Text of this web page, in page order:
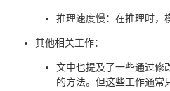
推理速度慢：在推理时，
其他相关工作：
文中也提及了一些通过修
的方法。但这些工作通常